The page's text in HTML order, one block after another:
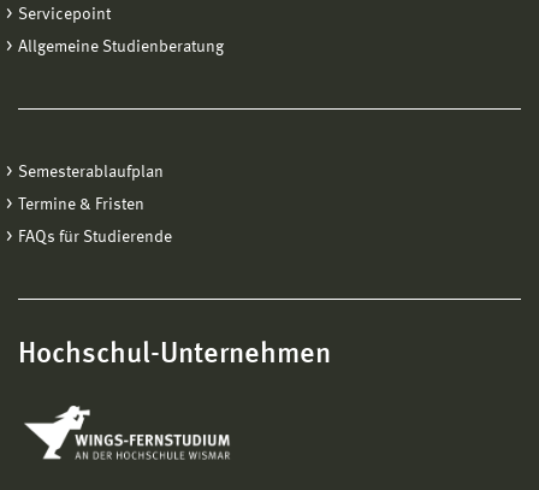
Servicepoint
Allgemeine Studienberatung
Semesterablaufplan
Termine & Fristen
FAQs für Studierende
Hochschul-Unternehmen